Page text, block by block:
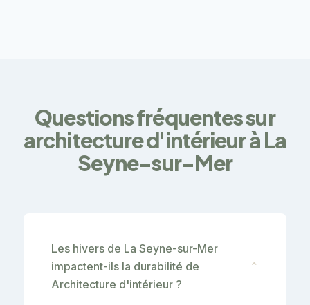
Questions fréquentes sur
architecture d'intérieur à La
Seyne-sur-Mer
Les hivers de La Seyne-sur-Mer
impactent-ils la durabilité de
Architecture d'intérieur ?
⌄